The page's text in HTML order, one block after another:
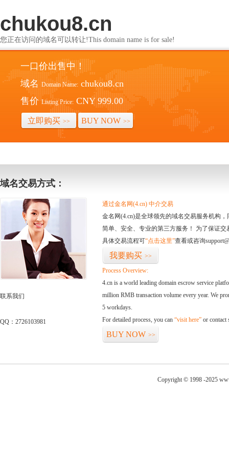
chukou8.cn
您正在访问的域名可以转让!This domain name is for sale!
一口价出售中！
域名 Domain Name: chukou8.cn
售价 Listing Price: CNY 999.00
立即购买 >> BUY NOW >>
域名交易方式：
联系我们
QQ：2726103981
通过金名网(4.cn) 中介交易
金名网(4.cn)是全球领先的域名交易服务机构
简单、安全、专业的第三方服务！ 为了保证
具体交易流程可“点击这里”查看或咨询
我要购买 >>
Process Overview:
4.cn is a world leading domain escrow service
million RMB transaction volume every year. We
5 workdays.
For detailed process, you can “visit here” or contact
BUY NOW >>
Copyright © 1998 -2025